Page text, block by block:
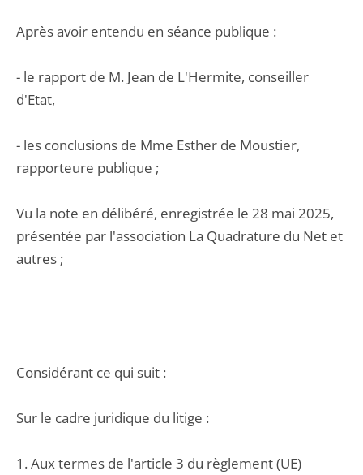
Après avoir entendu en séance publique :
- le rapport de M. Jean de L'Hermite, conseiller
d'Etat,
- les conclusions de Mme Esther de Moustier,
rapporteure publique ;
Vu la note en délibéré, enregistrée le 28 mai 2025,
présentée par l'association La Quadrature du Net et
autres ;
Considérant ce qui suit :
Sur le cadre juridique du litige :
1. Aux termes de l'article 3 du règlement (UE)